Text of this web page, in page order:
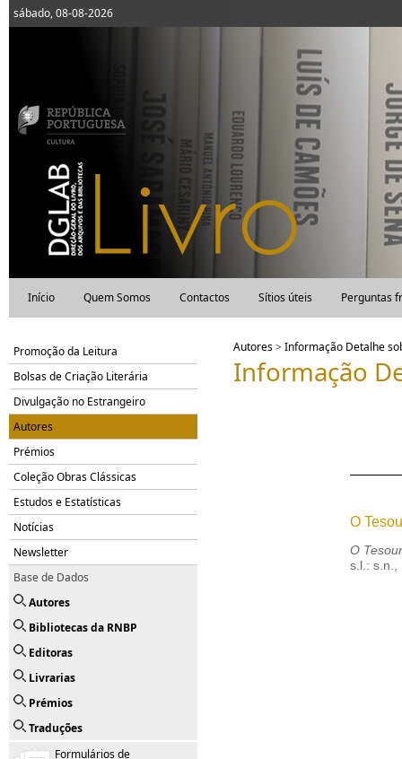
sábado, 08-08-2026
Início Quem Somos Contactos Sítios úteis Perguntas
Promoção da Leitura
Bolsas de Criação Literária
Divulgação no Estrangeiro
Autores
Prémios
Coleção Obras Clássicas
Estudos e Estatísticas
Notícias
Newsletter
Base de Dados
Autores
Bibliotecas da RNBP
Editoras
Livrarias
Prémios
Traduções
Formulários de
Autores>Informação Detalhe
Informação
O
O
s.l.: s.n.,